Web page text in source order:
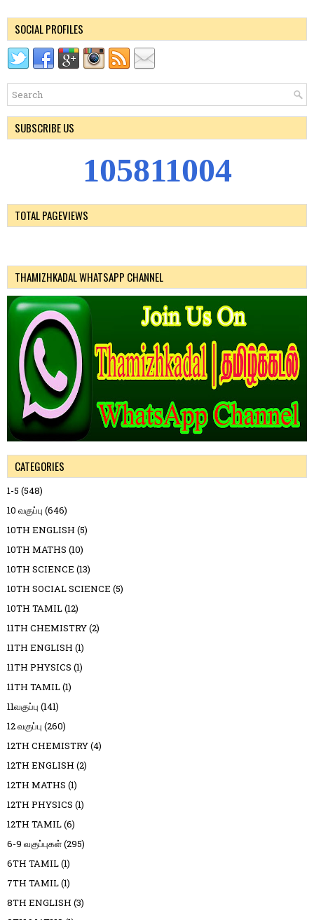
SOCIAL PROFILES
SUBSCRIBE US
105811004
TOTAL PAGEVIEWS
THAMIZHKADAL WHATSAPP CHANNEL
CATEGORIES
1-5 (548)
10 வகுப்பு (646)
10TH ENGLISH (5)
10TH MATHS (10)
10TH SCIENCE (13)
10TH SOCIAL SCIENCE (5)
10TH TAMIL(12)
11TH CHEMISTRY(2)
11TH ENGLISH (1)
11TH PHYSICS (1)
11TH TAMIL(1)
11வகுப்பு (141)
12 வகுப்பு (260)
12TH CHEMISTRY(4)
12TH ENGLISH (2)
12TH MATHS (1)
12TH PHYSICS (1)
12TH TAMIL(6)
6-9 வகுப்புகள்(295)
6TH TAMIL(1)
7TH TAMIL(1)
8TH ENGLISH (3)